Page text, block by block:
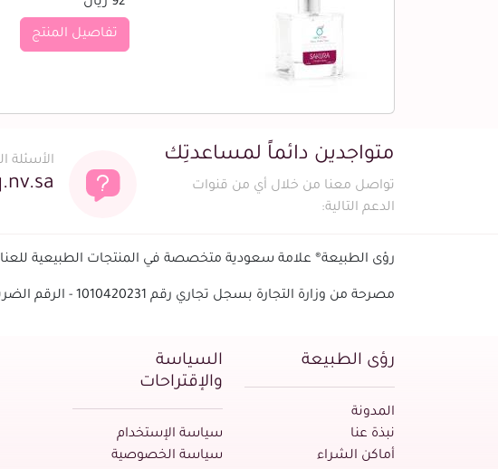
تفاصيل المنتج
متواجدين دائماً لمساعدتِك
تواصل معنا من خلال أي من قنوات
الدعم التالية:
الأسئلة
رؤى الطبيعة® علامة سعودية متخصصة في المنتجات الطبيعية
مصرحة من وزارة التجارة بسجل تجاري رقم 1010420231 - الرقم الضريبي
رؤى الطبيعة
المدونة
نبذة عنا
أماكن الشراء
السياسة
والإقتراحات
سياسة الإستخدام
سياسة الخصوصية